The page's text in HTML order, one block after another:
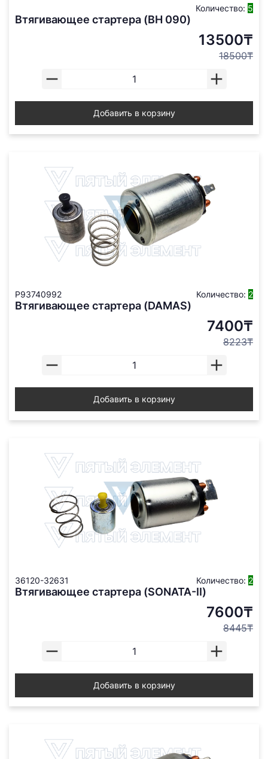
Количество: 5
Втягивающее стартера (BH 090)
13500₸
18500₸
Добавить в корзину
P93740992 Количество: 2
Втягивающее стартера (DAMAS)
7400₸
8223₸
Добавить в корзину
36120-32631 Количество: 2
Втягивающее стартера (SONATA-II)
7600₸
8445₸
Добавить в корзину